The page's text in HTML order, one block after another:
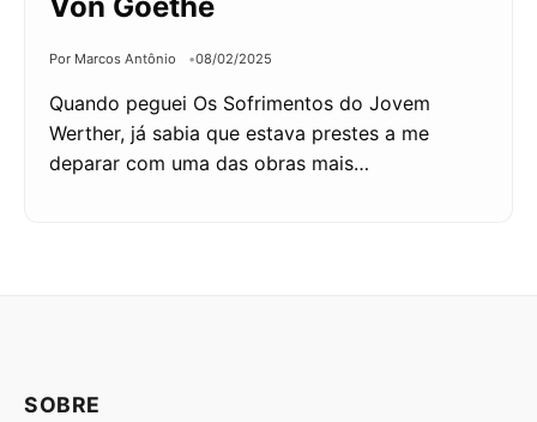
Von Goethe
Por Marcos Antônio 08/02/2025
Quando peguei Os Sofrimentos do Jovem
Werther, já sabia que estava prestes a me
deparar com uma das obras mais…
SOBRE